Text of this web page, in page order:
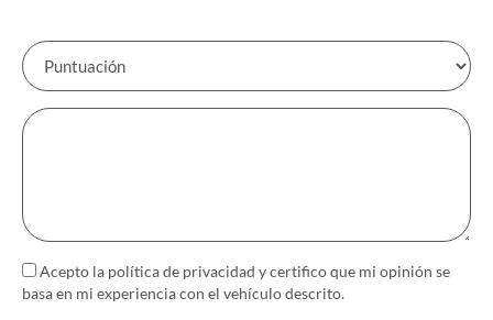
Acepto la política de privacidad y certifico que mi opinión se
basa en mi experiencia con el vehículo descrito.